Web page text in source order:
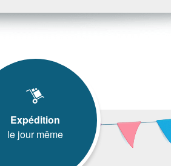
Expédition
le jour même